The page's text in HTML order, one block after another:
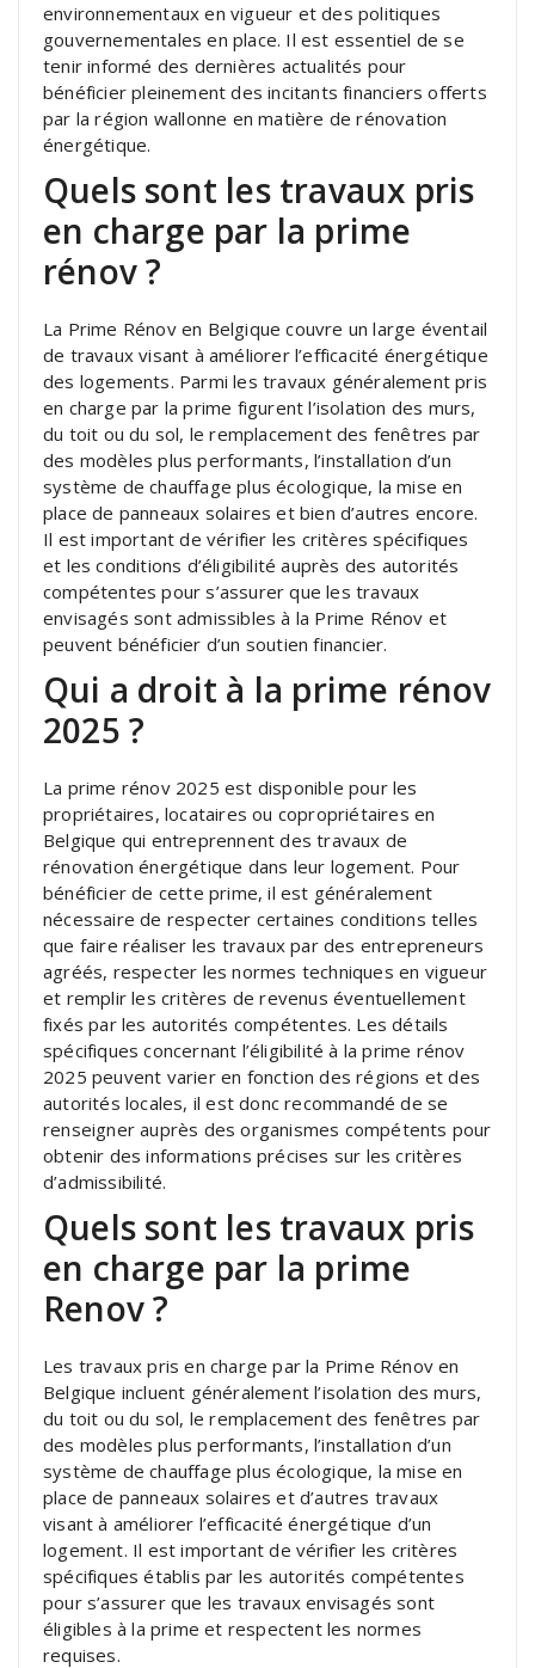
environnementaux en vigueur et des politiques
gouvernementales en place. Il est essentiel de se
tenir informé des dernières actualités pour
bénéficier pleinement des incitants financiers offerts
par la région wallonne en matière de rénovation
énergétique.
Quels sont les travaux pris
en charge par la prime
rénov ?
La Prime Rénov en Belgique couvre un large éventail
de travaux visant à améliorer l’efficacité énergétique
des logements. Parmi les travaux généralement pris
en charge par la prime figurent l’isolation des murs,
du toit ou du sol, le remplacement des fenêtres par
des modèles plus performants, l’installation d’un
système de chauffage plus écologique, la mise en
place de panneaux solaires et bien d’autres encore.
Il est important de vérifier les critères spécifiques
et les conditions d’éligibilité auprès des autorités
compétentes pour s’assurer que les travaux
envisagés sont admissibles à la Prime Rénov et
peuvent bénéficier d’un soutien financier.
Qui a droit à la prime rénov
2025 ?
La prime rénov 2025 est disponible pour les
propriétaires, locataires ou copropriétaires en
Belgique qui entreprennent des travaux de
rénovation énergétique dans leur logement. Pour
bénéficier de cette prime, il est généralement
nécessaire de respecter certaines conditions telles
que faire réaliser les travaux par des entrepreneurs
agréés, respecter les normes techniques en vigueur
et remplir les critères de revenus éventuellement
fixés par les autorités compétentes. Les détails
spécifiques concernant l’éligibilité à la prime rénov
2025 peuvent varier en fonction des régions et des
autorités locales, il est donc recommandé de se
renseigner auprès des organismes compétents pour
obtenir des informations précises sur les critères
d’admissibilité.
Quels sont les travaux pris
en charge par la prime
Renov ?
Les travaux pris en charge par la Prime Rénov en
Belgique incluent généralement l’isolation des murs,
du toit ou du sol, le remplacement des fenêtres par
des modèles plus performants, l’installation d’un
système de chauffage plus écologique, la mise en
place de panneaux solaires et d’autres travaux
visant à améliorer l’efficacité énergétique d’un
logement. Il est important de vérifier les critères
spécifiques établis par les autorités compétentes
pour s’assurer que les travaux envisagés sont
éligibles à la prime et respectent les normes
requises.